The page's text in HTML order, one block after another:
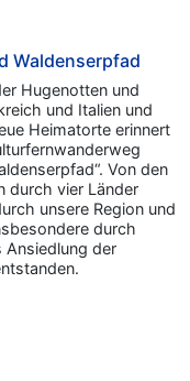
Waldenserpfad
Hugenotten und
und Italien und
Heimatorte erinnert
Von den
durch vier Länder
unsere Region und
durch
Ansiedlung der